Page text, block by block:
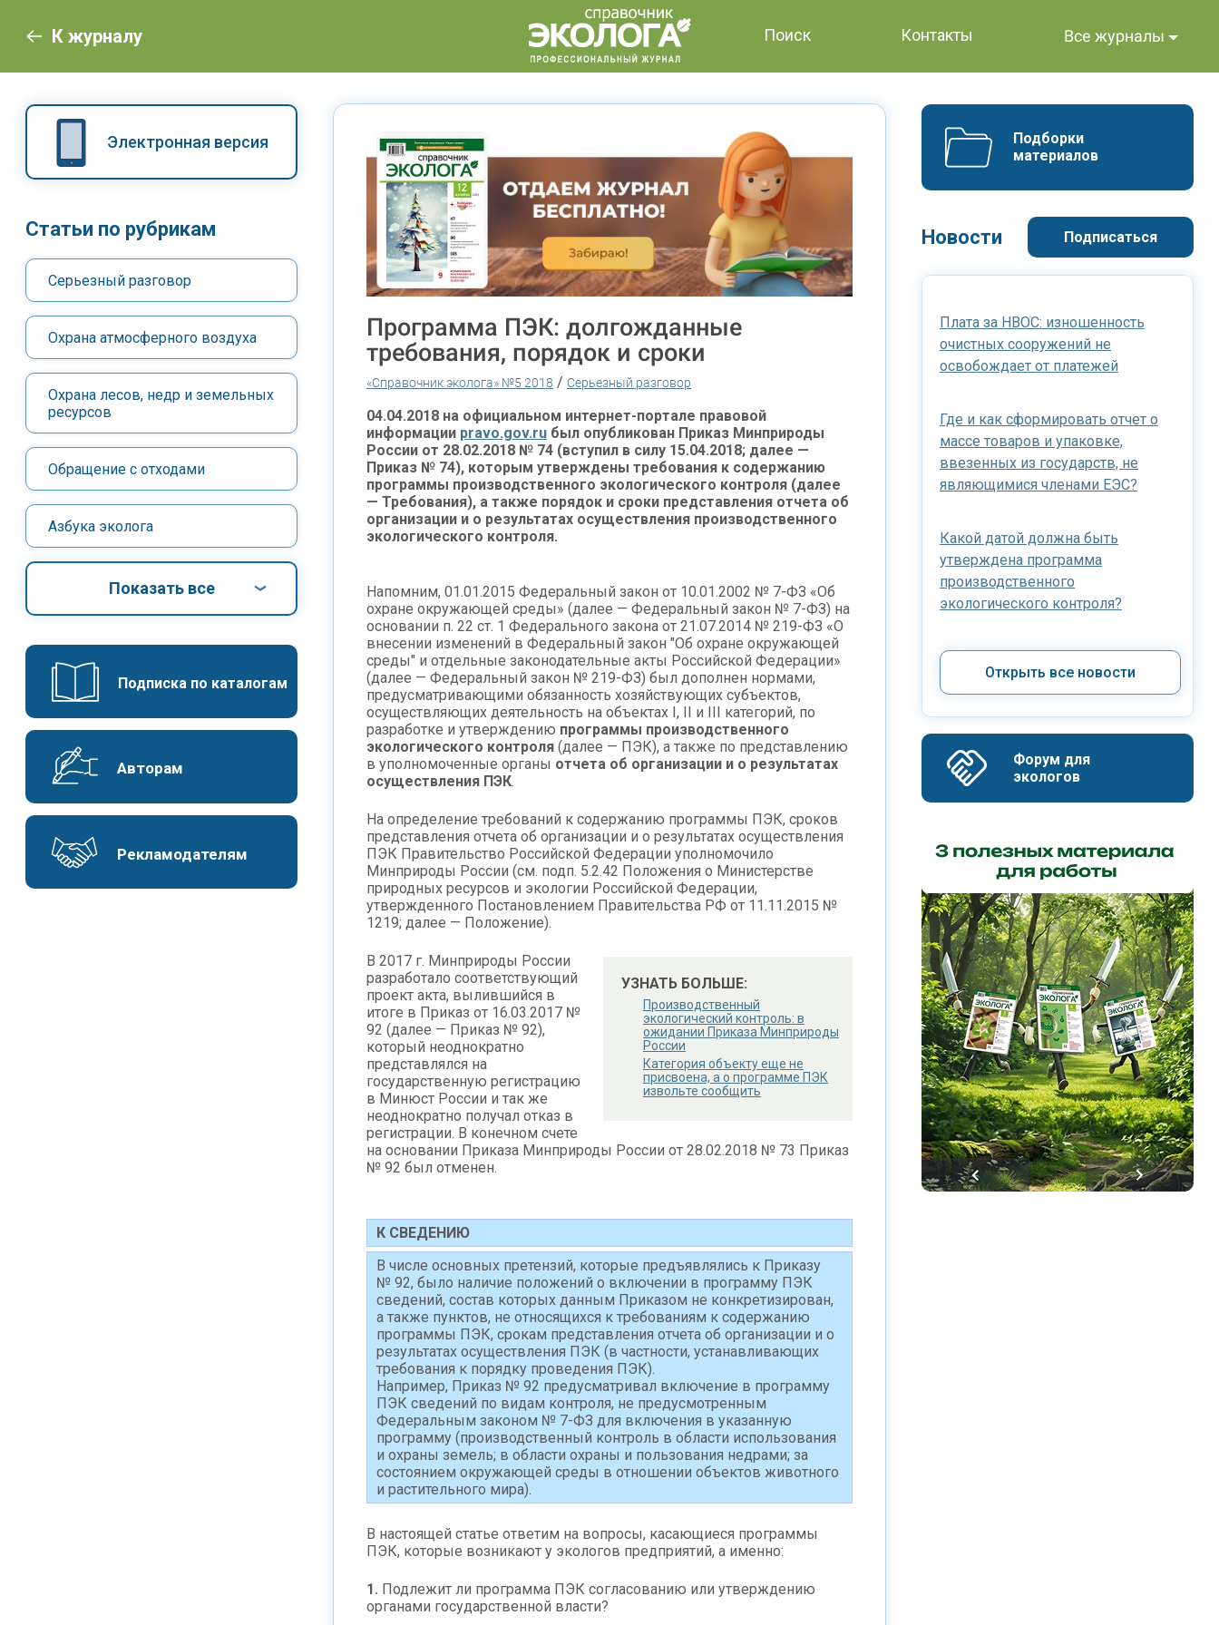
К журналу Поиск Контакты Все журналы
Электронная версия
Статьи по рубрикам
Серьезный разговор
Охрана атмосферного воздуха
Охрана лесов, недр и земельных
ресурсов
Обращение с отходами
Азбука эколога
Показать все
Подписка по каталогам
Авторам
Рекламодателям
Программа ПЭК: долгожданные
требования, порядок и сроки
«Справочник эколога» №5 2018 / Серьезный разговор
04.04.2018 на официальном интернет-портале правовой
информации pravo.gov.ru был опубликован Приказ Минприроды
России от 28.02.2018 № 74 (вступил в силу 15.04.2018; далее —
Приказ № 74), которым утверждены требования к содержанию
программы производственного экологического контроля (далее
— Требования), а также порядок и сроки представления отчета об
организации и о результатах осуществления производственного
экологического контроля.
Напомним, 01.01.2015 Федеральный закон от 10.01.2002 № 7-ФЗ «Об
охране окружающей среды» (далее — Федеральный закон № 7-ФЗ) на
основании п. 22 ст. 1 Федерального закона от 21.07.2014 № 219-ФЗ «О
внесении изменений в Федеральный закон "Об охране окружающей
среды" и отдельные законодательные акты Российской Федерации»
(далее — Федеральный закон № 219-ФЗ) был дополнен нормами,
предусматривающими обязанность хозяйствующих субъектов,
осуществляющих деятельность на объектах I, II и III категорий, по
разработке и утверждению программы производственного
экологического контроля (далее — ПЭК), а также по представлению
в уполномоченные органы отчета об организации и о результатах
осуществления ПЭК
На определение требований к содержанию программы ПЭК, сроков
представления отчета об организации и о результатах осуществления
ПЭК Правительство Российской Федерации уполномочило
Минприроды России (см. подп. 5.2.42 Положения о Министерстве
природных ресурсов и экологии Российской Федерации,
утвержденного Постановлением Правительства РФ от 11.11.2015 №
1219; далее — Положение).
УЗНАТЬ БОЛЬШЕ:
Производственный
экологический контроль: в
ожидании Приказа Минприроды
России
Категория объекту еще не
присвоена, а о программе ПЭК
извольте сообщить
В 2017 г. Минприроды России
разработало соответствующий
проект акта, вылившийся в
итоге в Приказ от 16.03.2017 №
92 (далее — Приказ № 92),
который неоднократно
представлялся на
государственную регистрацию
в Минюст России и так же
неоднократно получал отказ в
регистрации. В конечном счете
на основании Приказа Минприроды России от 28.02.2018 № 73 Приказ
№ 92 был отменен.
К СВЕДЕНИЮ
В числе основных претензий, которые предъявлялись к Приказу
№ 92, было наличие положений о включении в программу ПЭК
сведений, состав которых данным Приказом не конкретизирован,
а также пунктов, не относящихся к требованиям к содержанию
программы ПЭК, срокам представления отчета об организации и о
результатах осуществления ПЭК (в частности, устанавливающих
требования к порядку проведения ПЭК).
Например, Приказ № 92 предусматривал включение в программу
ПЭК сведений по видам контроля, не предусмотренным
Федеральным законом № 7-ФЗ для включения в указанную
программу (производственный контроль в области использования
и охраны земель; в области охраны и пользования недрами; за
состоянием окружающей среды в отношении объектов животного
и растительного мира).
В настоящей статье ответим на вопросы, касающиеся программы
ПЭК, которые возникают у экологов предприятий, а именно:
1. Подлежит ли программа ПЭК согласованию или утверждению
органами государственной власти?
Подборки
материалов
Новости Подписаться
Плата за НВОС: изношенность
очистных сооружений не
освобождает от платежей
Где и как сформировать отчет о
массе товаров и упаковке,
ввезенных из государств, не
являющимися членами ЕЭС?
Какой датой должна быть
утверждена программа
производственного
экологического контроля?
Открыть все новости
Форум для
экологов